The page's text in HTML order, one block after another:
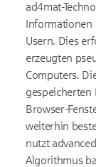
ad4mat-
Informationen
Usern. Dies
erzeugten
Computers.
gespeicherten
Browser-
weiterhin
nutzt
Algorithmus